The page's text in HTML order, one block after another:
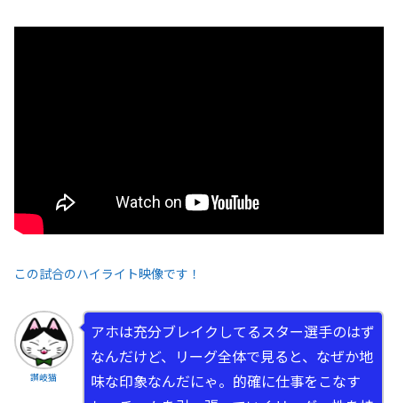
この試合のハイライト映像です！
讃岐猫
アホは充分ブレイクしてるスター選手のはず
なんだけど、リーグ全体で見ると、なぜか地
味な印象なんだにゃ。的確に仕事をこなす